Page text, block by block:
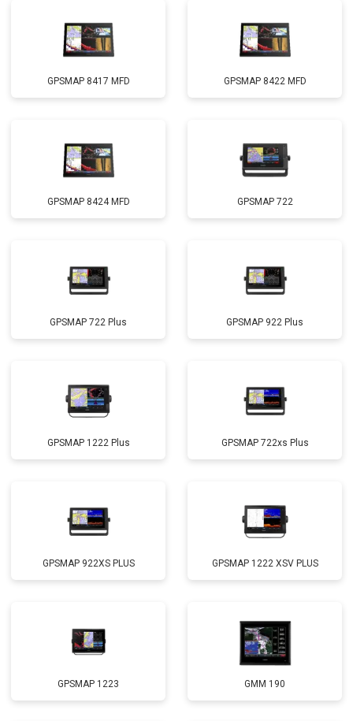
GPSMAP 8417 MFD GPSMAP 8422 MFD
GPSMAP 8424 MFD GPSMAP 722
GPSMAP 722 Plus GPSMAP 922 Plus
GPSMAP 1222 Plus GPSMAP 722xs Plus
GPSMAP 922XS PLUS GPSMAP 1222 XSV PLUS
GPSMAP 1223 GMM 190